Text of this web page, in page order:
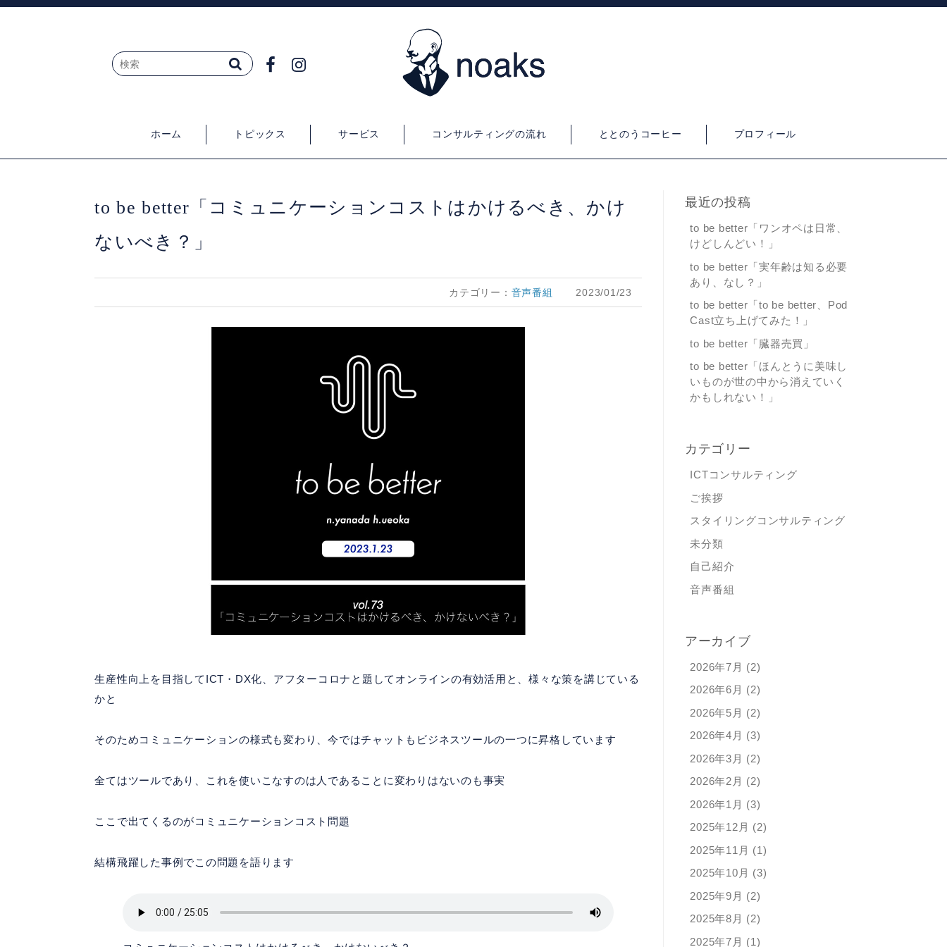
ホーム トピックス サービス コンサルティングの流れ ととのうコーヒー プロフィール
to be better「コミュニケーションコストはかけるべき、かけ
ないべき？」
カテゴリー： 音声番組 2023/01/23
生産性向上を目指してICT・DX化、アフターコロナと題してオンラインの有効活用と、様々な策を講じている
かと
そのためコミュニケーションの様式も変わり、今ではチャットもビジネスツールの一つに昇格しています
全てはツールであり、これを使いこなすのは人であることに変わりはないのも事実
ここで出てくるのがコミュニケーションコスト問題
結構飛躍した事例でこの問題を語ります
最近の投稿
to be better「ワンオペは日常、
けどしんどい！」
to be better「実年齢は知る必要
あり、なし？」
to be better「to be better、Pod
Cast立ち上げてみた！」
to be better「臓器売買」
to be better「ほんとうに美味し
いものが世の中から消えていく
かもしれない！」
カテゴリー
ICTコンサルティング
ご挨拶
スタイリングコンサルティング
未分類
自己紹介
音声番組
アーカイブ
2026年7月 (2)
2026年6月 (2)
2026年5月 (2)
2026年4月 (3)
2026年3月 (2)
2026年2月 (2)
2026年1月 (3)
2025年12月 (2)
2025年11月 (1)
2025年10月 (3)
2025年9月 (2)
2025年8月 (2)
2025年7月 (1)